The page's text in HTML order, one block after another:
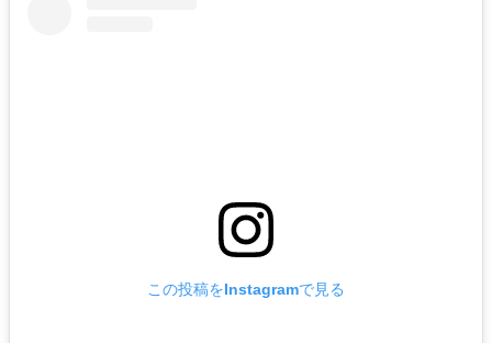
この投稿をInstagramで見る